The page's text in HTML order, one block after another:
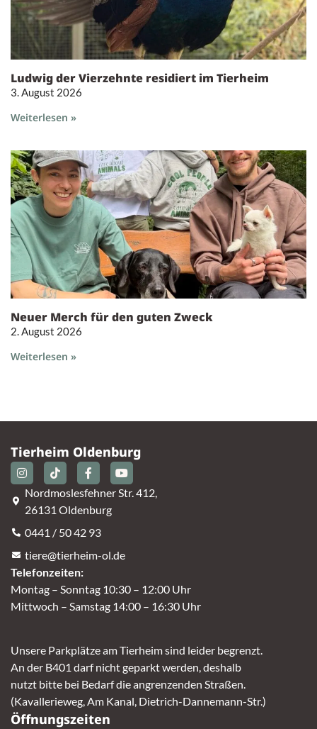
Ludwig der Vierzehnte residiert im Tierheim
3. August 2026
Weiterlesen »
Neuer Merch für den guten Zweck
2. August 2026
Weiterlesen »
Tierheim Oldenburg
Nordmoslesfehner Str. 412,
26131 Oldenburg
0441 / 50 42 93
tiere@tierheim-ol.de
Telefonzeiten:
Montag – Sonntag 10:30 – 12:00 Uhr
Mittwoch – Samstag 14:00 – 16:30 Uhr
Unsere Parkplätze am Tierheim sind leider begrenzt.
An der B401 darf nicht geparkt werden, deshalb
nutzt bitte bei Bedarf die angrenzenden Straßen.
(Kavallerieweg, Am Kanal, Dietrich-Dannemann-Str.)
Öffnungszeiten